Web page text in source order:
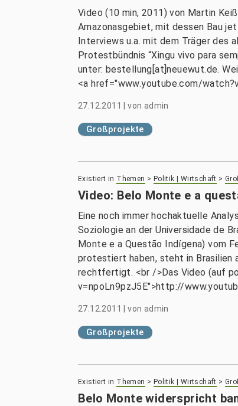
Video (10 min, 2011) von Martin
Amazonasgebiet, mit dessen Bau
Interviews u.a. mit dem Träger des
Protestbündnis “Xingu vivo para
unter: bestellung[at]neuewut.de.
<a href="www.youtube.com/
27.12.2011 |von admin
Großprojekte
Existiert in Themen > Politik | Wirtschaft >
Video: Belo Monte e a
Eine noch immer hochaktuelle
Soziologie an der Universidade de
Monte e a Questão Indígena) vom
protestiert haben, steht in Brasilien
rechtfertigt. <br />Das Video (auf
v=npoLn9pzJ5E">http://
27.12.2011 |von admin
Großprojekte
Existiert in Themen > Politik | Wirtschaft >
Belo Monte widerspricht